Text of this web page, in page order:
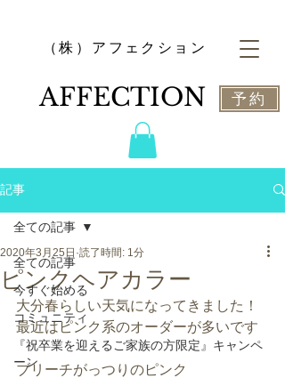
​（株）アフェクション
​AFFECTION 予約
記事
全ての記事
今すぐ始める
コミュニティ
『祝卒業を迎えるご家族の方限定』キャンペ
ーン
全ての記事
ピンクヘアカラー
2020年3月25日 読了時間: 1分
大分春らしい天気になってきました！
最近はピンク系のオーダーが多いです
ブリーチがっつりのピンク